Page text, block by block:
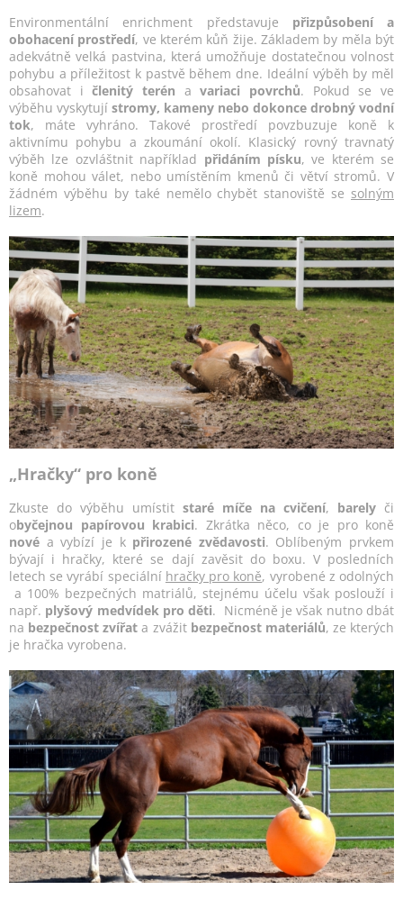
Environmentální enrichment představuje přizpůsobení a
obohacení prostředí, ve kterém kůň žije. Základem by měla být
adekvátně velká pastvina, která umožňuje dostatečnou volnost
pohybu a příležitost k pastvě během dne. Ideální výběh by měl
obsahovat ičlenitý terén avariaci povrchů. Pokud se ve
výběhu vyskytují stromy, kameny nebo dokonce drobný vodní
tok, máte vyhráno. Takové prostředí povzbuzuje koně k
aktivnímu pohybu a zkoumání okolí. Klasický rovný travnatý
výběh lze ozvláštnit například přidáním písku, ve kterém se
koně mohou válet, nebo umístěním kmenů či větví stromů. V
žádném výběhu by také nemělo chybět stanoviště se solným
lizem.
„Hračky“ pro koně
Zkuste do výběhu umístit staré míče na cvičení, barely či
obyčejnou papírovou krabici. Zkrátka něco, co je pro koně
nové a vybízí je k přirozené zvědavosti. Oblíbeným prvkem
bývají i hračky, které se dají zavěsit do boxu. V posledních
letech se vyrábí speciální hračky pro koně, vyrobené z odolných
a 100% bezpečných matriálů, stejnému účelu však poslouží i
např. plyšový medvídek pro děti. Nicméně je však nutno dbát
na bezpečnost zvířat a zvážit bezpečnost materiálů, ze kterých
je hračka vyrobena.